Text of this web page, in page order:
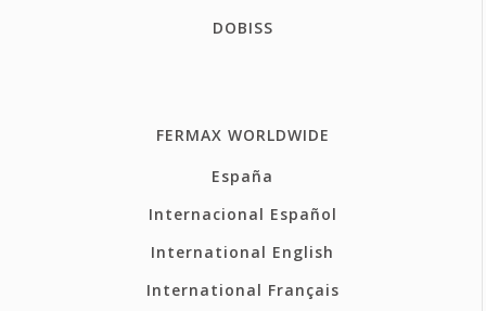
DOBISS
FERMAX WORLDWIDE
España
Internacional Español
International English
International Français